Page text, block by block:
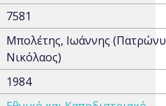
7581
Μπολέτης, Ιωάννης
Νικόλαος)
1984